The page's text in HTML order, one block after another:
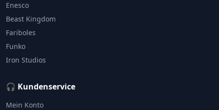
Enesco
Beast Kingdom
Fariboles
Funko
Iron Studios
🎧 Kundenservice
Mein Konto